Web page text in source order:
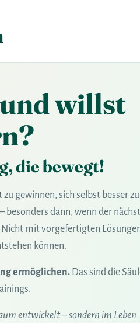
willst
die bewegt!
gewinnen, sich selbst besser zu
besonders dann, wenn der
mit vorgefertigten
können.
ermöglichen. Das sind die
entwickelt – sondern im